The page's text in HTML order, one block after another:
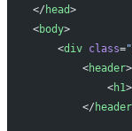
</ head>
<body>
    <
div class=
        <
header>
            <
h1
        </
header